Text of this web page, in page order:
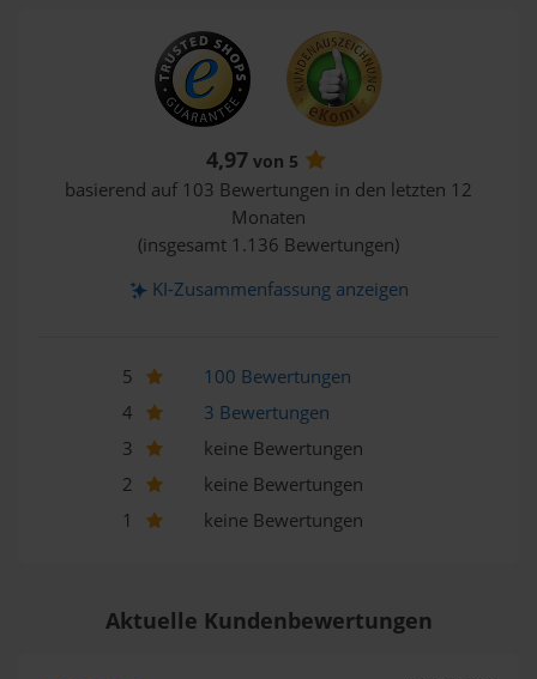
4,97 von 5
basierend auf 103 Bewertungen in den letzten 12
Monaten
(insgesamt 1.136 Bewertungen)
KI-Zusammenfassung anzeigen
5
100 Bewertungen
4
3 Bewertungen
3
keine Bewertungen
2
keine Bewertungen
1
keine Bewertungen
Aktuelle Kundenbewertungen